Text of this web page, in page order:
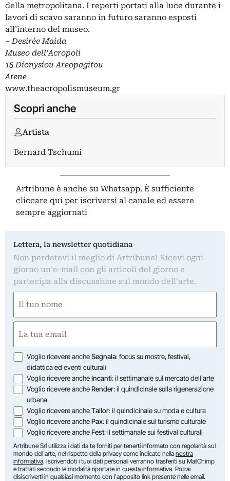
della metropolitana. I reperti portati alla luce durante i
lavori di scavo saranno in futuro saranno esposti
all’interno del museo.
– Desirée Maida
Museo dell’Acropoli
15 Dionysiou Areopagitou
Atene
www.theacropolismuseum.gr
Scopri anche
Artista
Bernard Tschumi
Artribune è anche su Whatsapp. È sufficiente
cliccare qui per iscriversi al canale ed essere
sempre aggiornati
Lettera, la newsletter quotidiana
Non perdetevi il meglio di Artribune! Ricevi ogni
giorno un'e-mail con gli articoli del giorno e
partecipa alla discussione sul mondo dell'arte.
(Required)
First
(Required)
Opzioni
Voglio ricevere ancheSegnala: focus su mostre, festival,
didattica ed eventi culturali
Voglio ricevere ancheIncanti: il settimanale sul mercato dell'arte
Voglio ricevere ancheRender: il quindicinale sulla rigenerazione
urbana
Voglio ricevere ancheTailor: il quindicinale su moda e cultura
Voglio ricevere anchePax: il quindicinale sul turismo culturale
Voglio ricevere ancheFest: il settimanale sui festival culturali
Artribune Srl utilizza i dati da te forniti per tenerti informato con regolarità sul
mondo dell'arte, nel rispetto della privacy come indicato nella nostra
informativa. Iscrivendoti i tuoi dati personali verranno trasferiti su MailChimp
e trattati secondo le modalità riportate in questa informativa. Potrai
disiscriverti in qualsiasi momento con l'apposito link presente nelle email.